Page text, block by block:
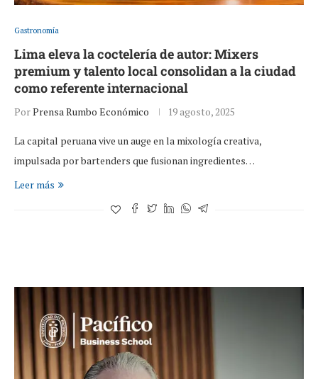
Gastronomía
Lima eleva la coctelería de autor: Mixers
premium y talento local consolidan a la ciudad
como referente internacional
PorPrensa Rumbo Económico 19 agosto, 2025
La capital peruana vive un auge en la mixología creativa,
impulsada por bartenders que fusionan ingredientes…
Leer más